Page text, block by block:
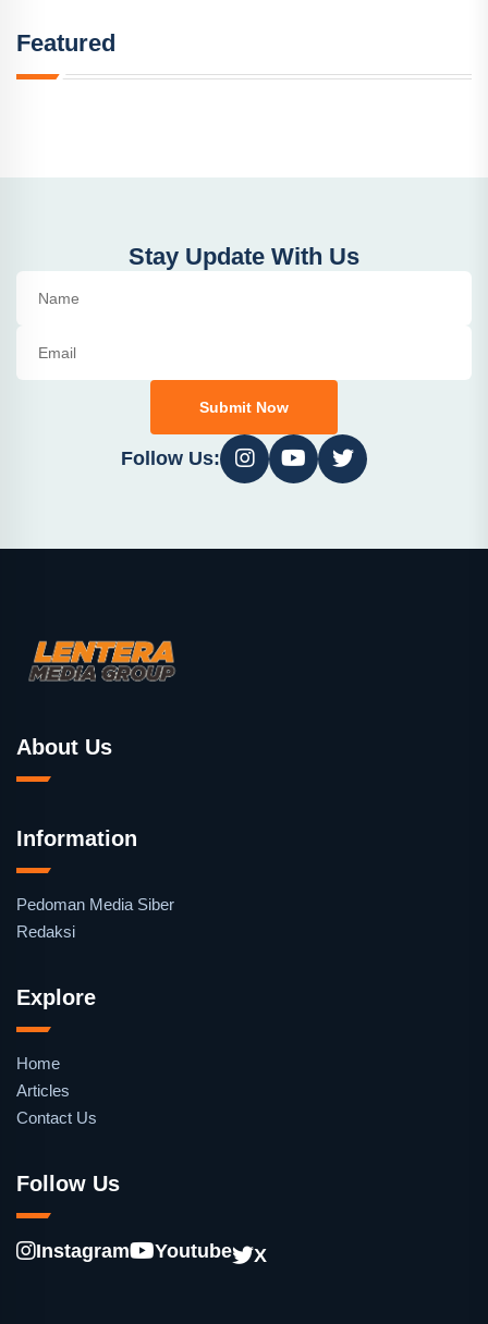
Featured
Stay Update With Us
Submit Now
Follow Us:
About Us
Information
Pedoman Media Siber
Redaksi
Explore
Home
Articles
Contact Us
Follow Us
Instagram Youtube X